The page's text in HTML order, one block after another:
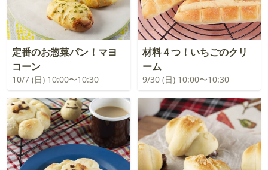
定番のお惣菜パン！マヨ
コーン
10/7 (日) 10:00〜10:30
材料４つ！いちごのクリ
ーム
9/30 (日) 10:00〜10:30